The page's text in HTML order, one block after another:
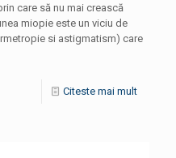
care să nu mai crească
miopie este un viciu de
si astigmatism) care
Citeste mai mult